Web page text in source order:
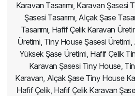
Karavan Tasarımı, Karavan Şasesi
Şasesi Tasarımı, Alçak Şase
Tasarımı, Hafif Çelik Karavan
Üretimi, Tiny House Şasesi
Yüksek Şase Üretimi, Hafif Çelik
Karavan Şasesi Tiny House,
Karavan, Alçak Şase Tiny House
Hafif Çelik, Hafif Çelik Karavan